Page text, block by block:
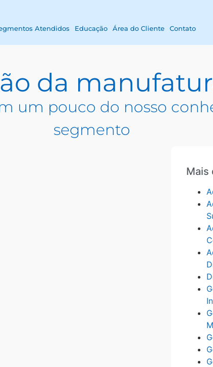
Atendidos Educação Área do Cliente Contato
da
um pouco do nosso
segmento
Mais